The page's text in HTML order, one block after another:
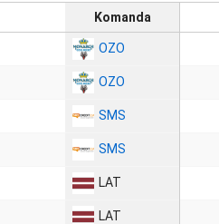
Komanda
OZO
OZO
SMS
SMS
LAT
LAT